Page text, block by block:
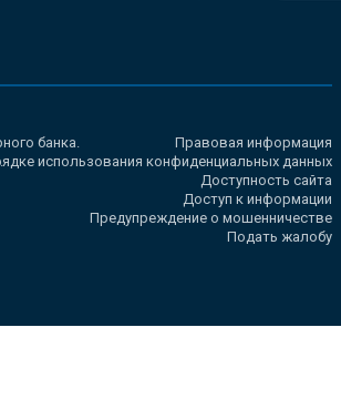
банка.
Правовая информация
использования конфиденциальных данных
Доступность сайта
Доступ к информации
Предупреждение о мошенничестве
Подать жалобу